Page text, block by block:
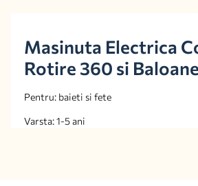
Masinuta Electrica
Rotire 360 si
Pentru: baieti si fete
Varsta: 1-5 ani